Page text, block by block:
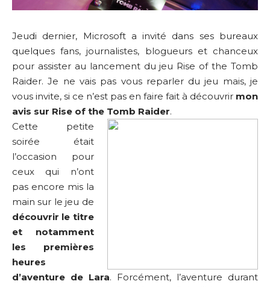
Jeudi dernier, Microsoft a invité dans ses bureaux
quelques fans, journalistes, blogueurs et chanceux
pour assister au lancement du jeu Rise of the Tomb
Raider. Je ne vais pas vous reparler du jeu mais, je
vous invite, si ce n’est pas en faire fait à découvrir mon
avis sur Rise of the Tomb Raider.
Cette petite
soirée était
l’occasion pour
ceux qui n’ont
pas encore mis la
main sur le jeu de
découvrir le titre
et notamment
les premières
heures
d’aventure de Lara. Forcément, l’aventure durant